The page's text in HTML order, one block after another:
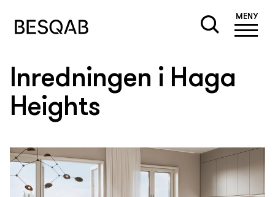
MENY
Inredningen i Haga
Heights